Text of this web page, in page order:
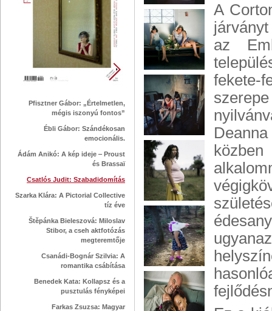
Pfisztner Gábor: „Értelmetlen,
mégis iszonyú fontos”
Ébli Gábor: Szándékosan
emocionális.
Ádám Anikó: A kép ideje ‒ Proust
és Brassaï
Csatlós Judit: Szabadidomítás
Szarka Klára: A Pictorial Collective
tíz éve
Štěpánka Bieleszová: Miloslav
Stibor, a cseh aktfotózás
megteremtője
Csanádi-Bognár Szilvia: A
romantika csábítása
Benedek Kata: Kollapsz és a
pusztulás fényképei
Farkas Zsuzsa: Magyar
A
az
fekete-